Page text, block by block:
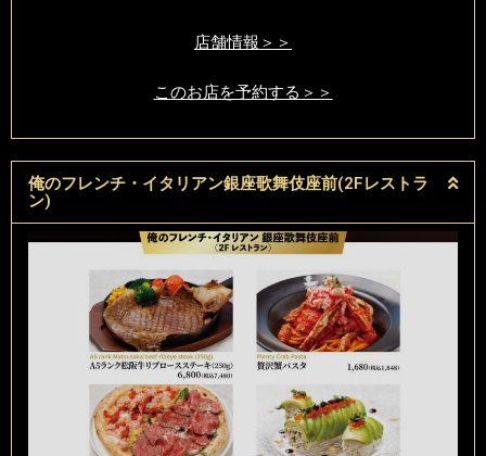
店舗情報＞＞
このお店を予約する＞＞
俺のフレンチ・イタリアン銀座歌舞伎座前(2Fレストラ
ン)